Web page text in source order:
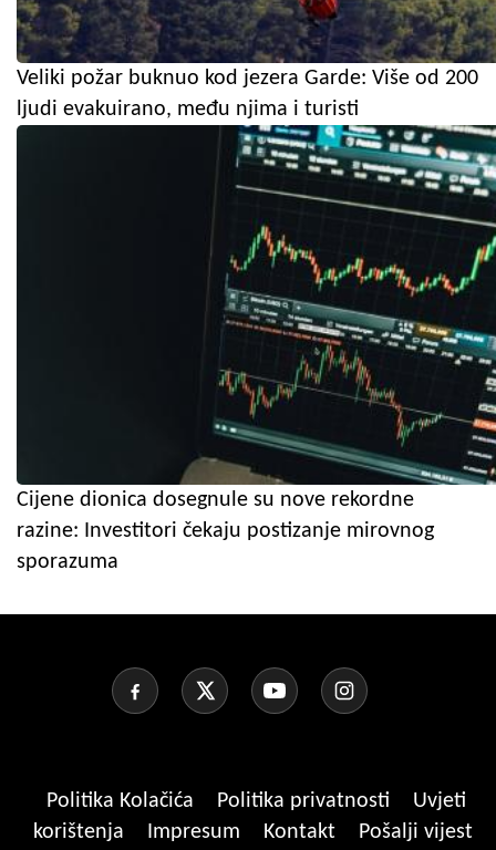
Veliki požar buknuo kod jezera Garde: Više od 200
ljudi evakuirano, među njima i turisti
Cijene dionica dosegnule su nove rekordne
razine: Investitori čekaju postizanje mirovnog
sporazuma
Politika Kolačića Politika privatnosti
Uvjeti
korištenja
Impresum Kontakt
Pošalji vijest